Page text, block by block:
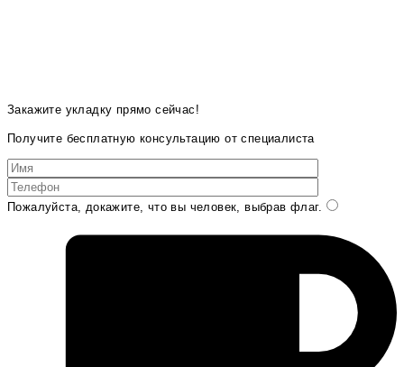
Закажите укладку прямо сейчас!
Получите бесплатную консультацию от специалиста
Пожалуйста, докажите, что вы человек, выбрав флаг.